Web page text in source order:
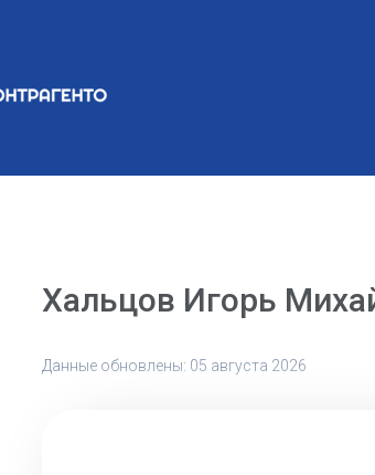
Хальцов Игорь
Данные обновлены: 05 августа 2026